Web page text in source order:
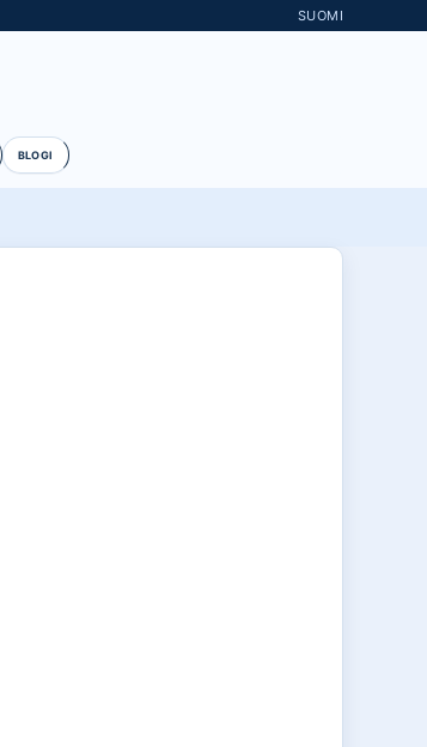
SUOMI
BLOGI